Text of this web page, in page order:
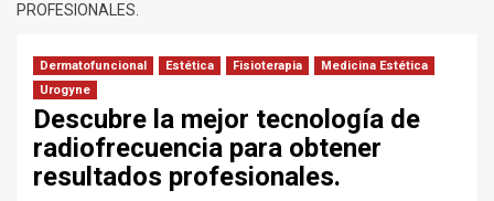
PROFESIONALES.
Dermatofuncional Estética Fisioterapia
Medicina Estética
Urogyne
Descubre la mejor tecnología de
radiofrecuencia para obtener
resultados profesionales.